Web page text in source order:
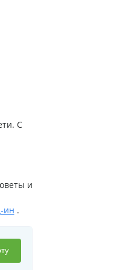
С
и
ин .